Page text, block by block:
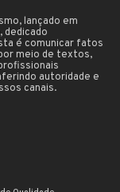
lançado em
dedicado
é comunicar fatos
meio de textos,
autoridade e
canais.